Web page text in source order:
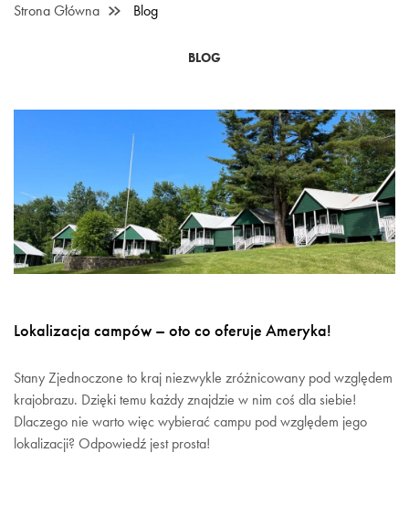
Strona Główna Blog
BLOG
Lokalizacja campów – oto co oferuje Ameryka!
Stany Zjednoczone to kraj niezwykle zróżnicowany pod względem
krajobrazu. Dzięki temu każdy znajdzie w nim coś dla siebie!
Dlaczego nie warto więc wybierać campu pod względem jego
lokalizacji? Odpowiedź jest prosta!